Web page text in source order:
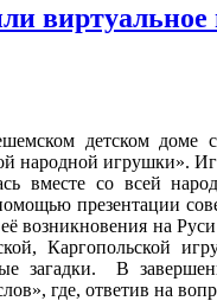
виртуальное
детском доме
народной игрушки».
вместе со всей
презентации
возникновения на
Каргопольской
загадки. В
где, ответив на